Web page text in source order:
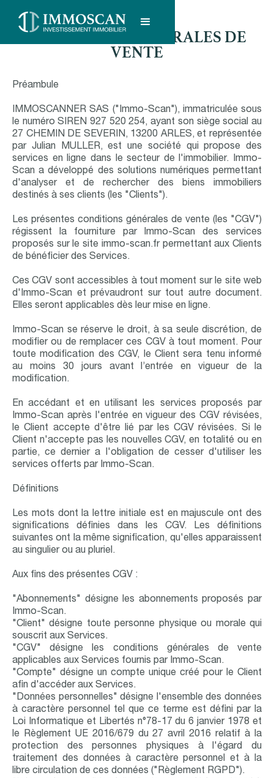
CONDITIONS GENERALES DE
VENTE
Préambule
IMMOSCANNER SAS ("Immo-Scan"), immatriculée sous
le numéro SIREN 927 520 254, ayant son siège social au
27 CHEMIN DE SEVERIN, 13200 ARLES, et représentée
par Julian MULLER, est une société qui propose des
services en ligne dans le secteur de l'immobilier. Immo-
Scan a développé des solutions numériques permettant
d'analyser et de rechercher des biens immobiliers
destinés à ses clients (les "Clients").
Les présentes conditions générales de vente (les "CGV")
régissent la fourniture par Immo-Scan des services
proposés sur le site immo-scan.fr permettant aux Clients
de bénéficier des Services.
Ces CGV sont accessibles à tout moment sur le site web
d'Immo-Scan et prévaudront sur tout autre document.
Elles seront applicables dès leur mise en ligne.
Immo-Scan se réserve le droit, à sa seule discrétion, de
modifier ou de remplacer ces CGV à tout moment. Pour
toute modification des CGV, le Client sera tenu informé
au moins 30 jours avant l’entrée en vigueur de la
modification.
En accédant et en utilisant les services proposés par
Immo-Scan après l'entrée en vigueur des CGV révisées,
le Client accepte d'être lié par les CGV révisées. Si le
Client n'accepte pas les nouvelles CGV, en totalité ou en
partie, ce dernier a l'obligation de cesser d'utiliser les
services offerts par Immo-Scan.
Définitions
Les mots dont la lettre initiale est en majuscule ont des
significations définies dans les CGV. Les définitions
suivantes ont la même signification, qu'elles apparaissent
au singulier ou au pluriel.
Aux fins des présentes CGV :
"Abonnements" désigne les abonnements proposés par
Immo-Scan.
"Client" désigne toute personne physique ou morale qui
souscrit aux Services.
"CGV" désigne les conditions générales de vente
applicables aux Services fournis par Immo-Scan.
"Compte" désigne un compte unique créé pour le Client
afin d'accéder aux Services.
"Données personnelles" désigne l'ensemble des données
à caractère personnel tel que ce terme est défini par la
Loi Informatique et Libertés n°78-17 du 6 janvier 1978 et
le Règlement UE 2016/679 du 27 avril 2016 relatif à la
protection des personnes physiques à l'égard du
traitement des données à caractère personnel et à la
libre circulation de ces données ("Règlement RGPD").